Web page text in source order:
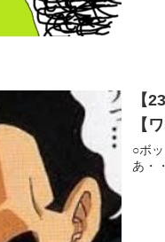
【
【
○ボ
あ・